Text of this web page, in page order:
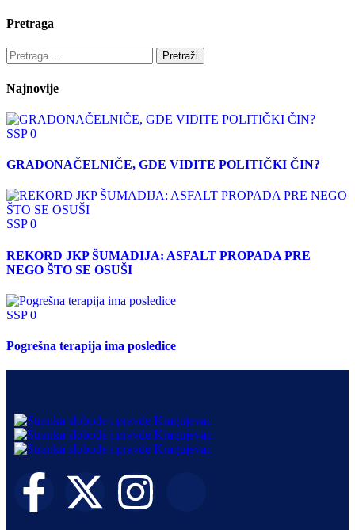
Pretraga
Najnovije
SSP0
GRADONAČELNIČE, GDE VIDITE POLITIČKI ČIN?
SSP0
REKORD JKP ŠUMADIJA: ASFALT PROPADA PRE
NEGO ŠTO SE OSUŠI
SSP0
Pogrešna terapija ima posledice